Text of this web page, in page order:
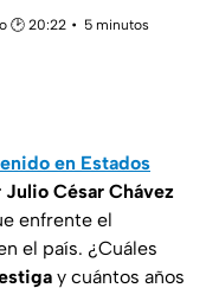
🕑 20:22
5 minutos
en Estados
Julio César Chávez
enfrente el
el país. ¿Cuáles
y cuántos años